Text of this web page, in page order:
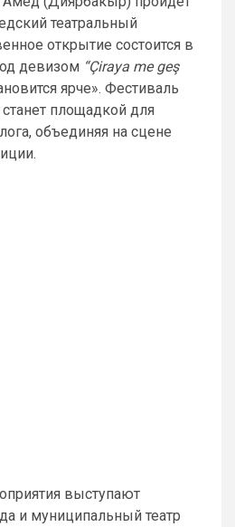
театральный
открытие состоится в
девизом “Çiraya me geş
ярче». Фестиваль
площадкой для
объединяя на сцене
выступают
и муниципальный театр